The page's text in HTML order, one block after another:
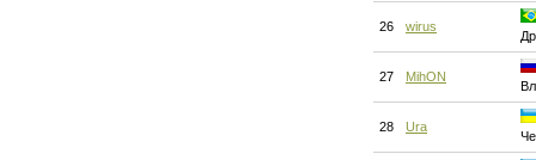
26 wirus
27 MihON
28 Ura